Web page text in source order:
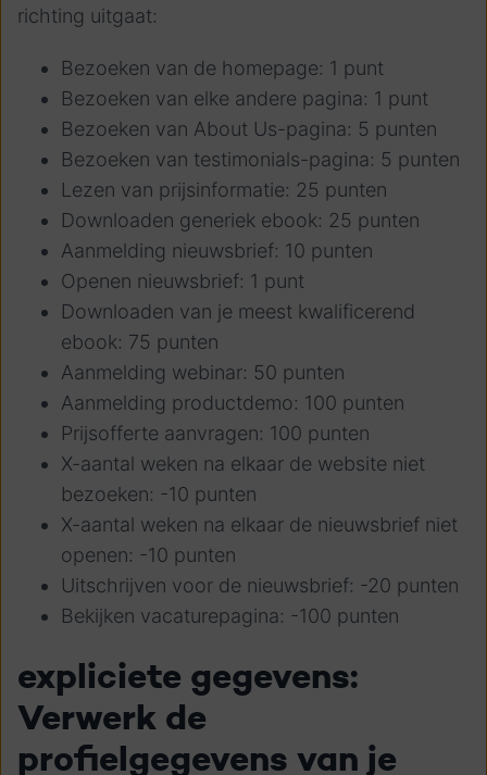
richting uitgaat:
Bezoeken van de homepage: 1 punt
Bezoeken van elke andere pagina: 1 punt
Bezoeken van About Us-pagina: 5 punten
Bezoeken van testimonials-pagina: 5 punten
Lezen van prijsinformatie: 25 punten
Downloaden generiek ebook: 25 punten
Aanmelding nieuwsbrief: 10 punten
Openen nieuwsbrief: 1 punt
Downloaden van je meest kwalificerend
ebook: 75 punten
Aanmelding webinar: 50 punten
Aanmelding productdemo: 100 punten
Prijsofferte aanvragen: 100 punten
X-aantal weken na elkaar de website niet
bezoeken: -10 punten
X-aantal weken na elkaar de nieuwsbrief niet
openen: -10 punten
Uitschrijven voor de nieuwsbrief: -20 punten
Bekijken vacaturepagina: -100 punten
expliciete gegevens:
Verwerk de
profielgegevens van je